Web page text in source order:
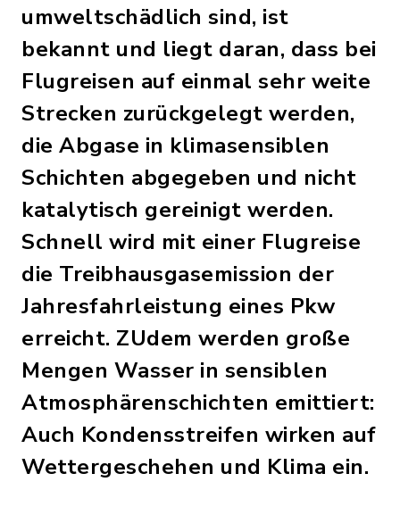
umweltschädlich sind, ist
bekannt und liegt daran, dass bei
Flugreisen auf einmal sehr weite
Strecken zurückgelegt werden,
die Abgase in klimasensiblen
Schichten abgegeben und nicht
katalytisch gereinigt werden.
Schnell wird mit einer Flugreise
die Treibhausgasemission der
Jahresfahrleistung eines Pkw
erreicht. ZUdem werden große
Mengen Wasser in sensiblen
Atmosphärenschichten emittiert:
Auch Kondensstreifen wirken auf
Wettergeschehen und Klima ein.